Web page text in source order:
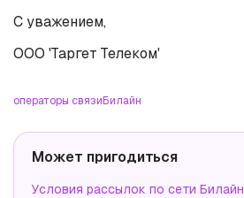
С уважением,
ООО 'Таргет Телеком'
операторы связиБилайн
Может пригодиться
Условия рассылок по сети Билайн